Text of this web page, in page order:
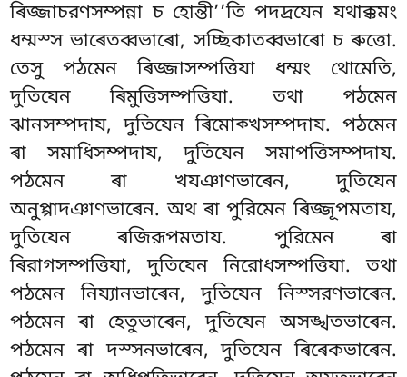
ৰিজ্জাচরণসম্পন্না চ হোন্তী’’তি পদদ্ৰযেন যথাক্কমং
ধম্মস্স ভাৰেতব্বভাৰো, সচ্ছিকাতব্বভাৰো চ ৰুত্তো.
তেসু পঠমেন ৰিজ্জাসম্পত্তিযা ধম্মং থোমেতি,
দুতিযেন ৰিমুত্তিসম্পত্তিযা. তথা পঠমেন
ঝানসম্পদায, দুতিযেন ৰিমোক্খসম্পদায. পঠমেন
ৰা সমাধিসম্পদায, দুতিযেন সমাপত্তিসম্পদায.
পঠমেন ৰা খযঞাণভাৰেন, দুতিযেন
অনুপ্পাদঞাণভাৰেন. অথ ৰা পুরিমেন ৰিজ্জূপমতায,
দুতিযেন ৰজিরূপমতায. পুরিমেন ৰা
ৰিরাগসম্পত্তিযা, দুতিযেন নিরোধসম্পত্তিযা. তথা
পঠমেন নিয্যানভাৰেন, দুতিযেন নিস্সরণভাৰেন.
পঠমেন ৰা হেতুভাৰেন, দুতিযেন অসঙ্খতভাৰেন.
পঠমেন ৰা দস্সনভাৰেন, দুতিযেন ৰিৰেকভাৰেন.